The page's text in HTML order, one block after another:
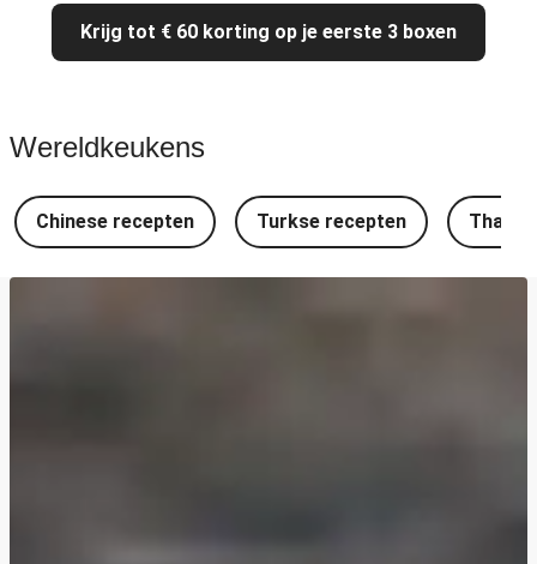
Krijg tot € 60 korting op je eerste 3 boxen
Wereldkeukens
Chinese recepten Turkse recepten Thaise